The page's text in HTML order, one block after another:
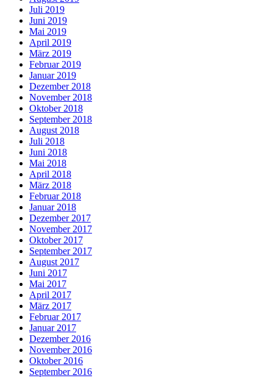
Juli 2019
Juni 2019
Mai 2019
April 2019
März 2019
Februar 2019
Januar 2019
Dezember 2018
November 2018
Oktober 2018
September 2018
August 2018
Juli 2018
Juni 2018
Mai 2018
April 2018
März 2018
Februar 2018
Januar 2018
Dezember 2017
November 2017
Oktober 2017
September 2017
August 2017
Juni 2017
Mai 2017
April 2017
März 2017
Februar 2017
Januar 2017
Dezember 2016
November 2016
Oktober 2016
September 2016